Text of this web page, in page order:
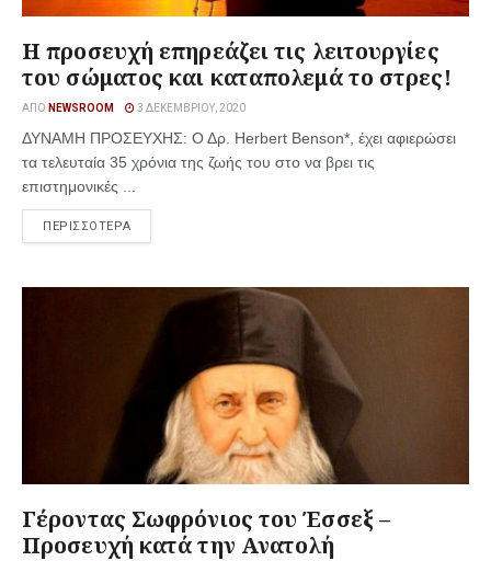
H προσευχή επηρεάζει τις λειτουργίες
του σώματος και καταπολεμά το στρες!
ΑΠΌ NEWSROOM 3 ΔΕΚΕΜΒΡΊΟΥ, 2020
ΔΥΝΑΜΗ ΠΡΟΣΕΥΧΗΣ: Ο Δρ. Herbert Βenson*, έχει αφιερώσει
τα τελευταία 35 χρόνια της ζωής του στο να βρει τις
επιστημονικές ...
ΠΕΡΙΣΣΟΤΕΡΑ
Γέροντας Σωφρόνιος του Έσσεξ –
Προσευχή κατά την Ανατολή